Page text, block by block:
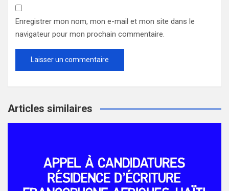
Enregistrer mon nom, mon e-mail et mon site dans le
navigateur pour mon prochain commentaire.
Articles similaires